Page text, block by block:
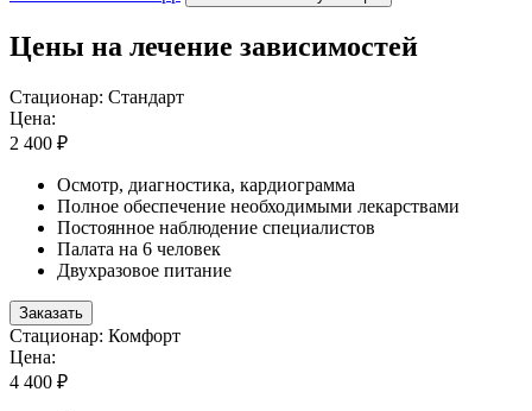
Цены на лечение зависимостей
Стационар: Стандарт
Цена:
2 400 ₽
Осмотр, диагностика, кардиограмма
Полное обеспечение необходимыми лекарствами
Постоянное наблюдение специалистов
Палата на 6 человек
Двухразовое питание
Заказать
Стационар: Комфорт
Цена:
4 400 ₽